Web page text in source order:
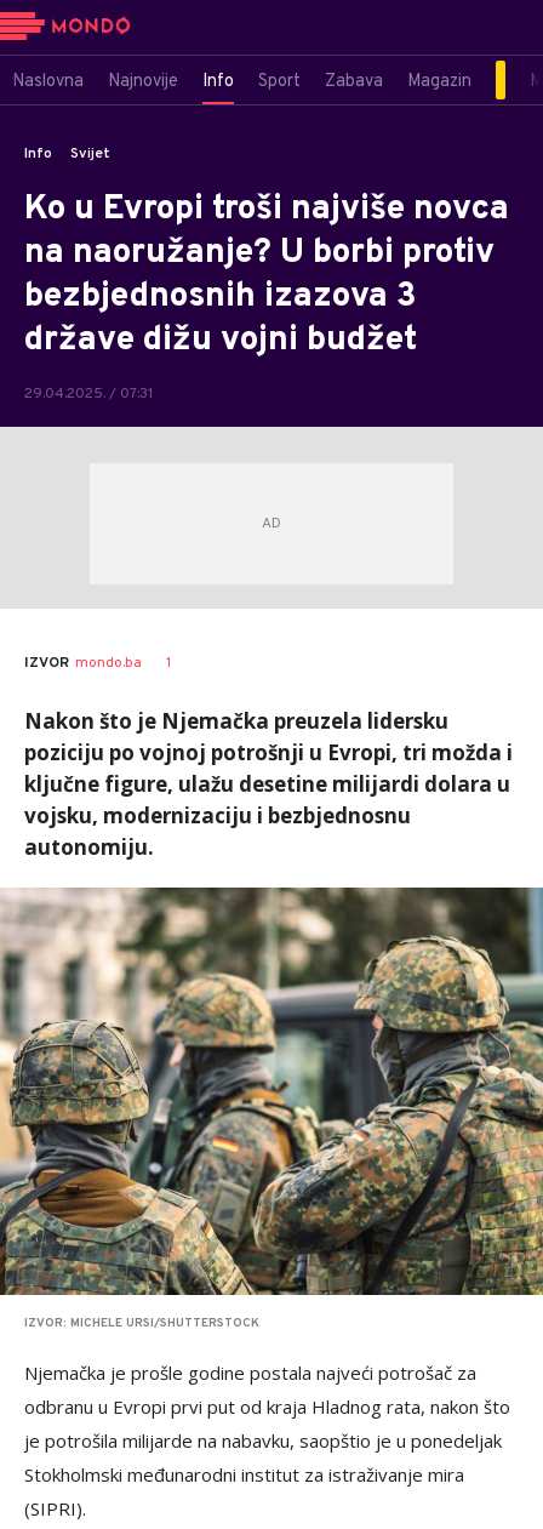
Naslovna Najnovije Info Sport Zabava Magazin
Info Svijet
Ko u Evropi troši najviše novca
na naoružanje? U borbi protiv
bezbjednosnih izazova 3
države dižu vojni budžet
29.04.2025. / 07:31
IZVOR mondo.ba 1
Nakon što je Njemačka preuzela lidersku
poziciju po vojnoj potrošnji u Evropi, tri možda i
ključne figure, ulažu desetine milijardi dolara u
vojsku, modernizaciju i bezbjednosnu
autonomiju.
IZVOR: MICHELE URSI/SHUTTERSTOCK
Njemačka je prošle godine postala najveći potrošač za
odbranu u Evropi prvi put od kraja Hladnog rata, nakon što
je potrošila milijarde na nabavku, saopštio je u ponedeljak
Stokholmski međunarodni institut za istraživanje mira
(SIPRI).